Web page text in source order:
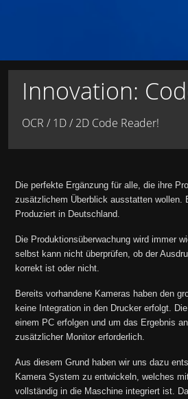
Innovation:
OCR / 1D / 2D Code Reader!
Die perfekte Ergänzung für alle, die ihre
zusätzlichem Überblick ausstatten wollen.
Produziert in Deutschland.
Die Produktionsüberwachung wird immer
selbst kann nicht überprüfen, ob der
korrekt ist oder nicht.
Bereits vorhandene Kameras haben den
keine Integration in den Drucker erfolgt.
einem PC erfolgen und um das Ergebnis
zusätzlicher Monitor erforderlich.
Aus diesem Grund haben wir uns dazu
Kamera System zu entwickeln, welches
vollständig in die Maschine integriert ist.